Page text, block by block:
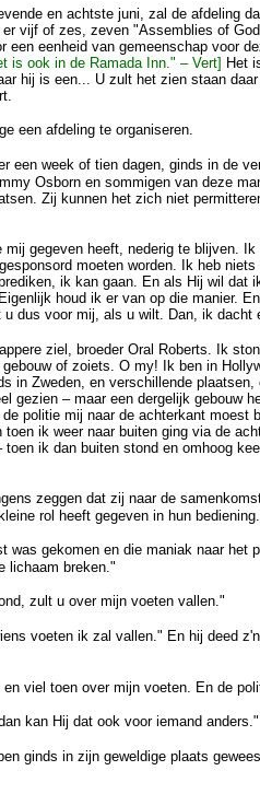
en achtste juni, zal de afdeling
vijf of zes, zeven "Assemblies of
eenheid van gemeenschap voor
is ook in de Ramada Inn." – Vert] Het
hij is een... U zult het zien staan
een afdeling te organiseren.
een week of tien dagen, ginds in de
Osborn en sommigen van deze
Zij kunnen het zich niet
gegeven heeft, nederig te blijven.
moeten worden. Ik heb
ik kan gaan. En als Hij wil dat
houd ik er van op die manier.
dus voor mij, als u wilt. Dan, ik dacht
ziel, broeder Oral Roberts. Ik
of zoiets. O my! Ik ben in
in Zweden, en verschillende
gezien – maar een dergelijk gebouw
politie mij naar de achterkant moest
ik weer naar buiten ging via de
ik dan buiten stond en omhoog
zeggen dat zij naar de
rol heeft gegeven in hun bediening.
was gekomen en die maniak naar het
lichaam breken."
zult u over mijn voeten vallen."
voeten ik zal vallen." En hij deed
viel toen over mijn voeten. En de
kan Hij dat ook voor iemand
ginds in zijn geweldige plaats